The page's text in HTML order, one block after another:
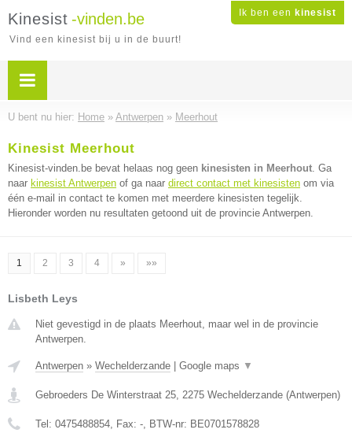
Ik ben een kinesist
Kinesist -vinden.be
Vind een kinesist bij u in de buurt!
U bent nu hier: Home » Antwerpen » Meerhout
Kinesist Meerhout
Kinesist-vinden.be bevat helaas nog geen kinesisten in Meerhout. Ga
naar kinesist Antwerpen of ga naar direct contact met kinesisten om via
één e-mail in contact te komen met meerdere kinesisten tegelijk.
Hieronder worden nu resultaten getoond uit de provincie Antwerpen.
1 2 3 4 » »»
Lisbeth Leys
Niet gevestigd in de plaats Meerhout, maar wel in de provincie
Antwerpen.
Antwerpen » Wechelderzande Google maps ▼
Gebroeders De Winterstraat 25, 2275 Wechelderzande (Antwerpen)
Tel: 0475488854, Fax: -, BTW-nr: BE0701578828